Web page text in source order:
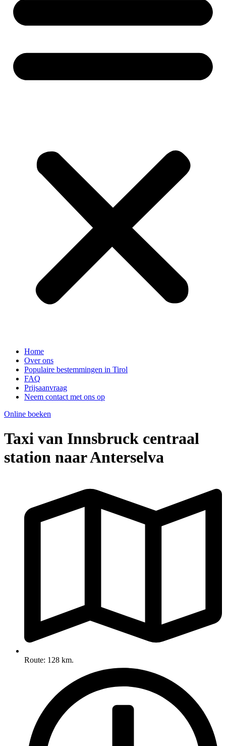
Home
Over ons
Populaire bestemmingen in Tirol
FAQ
Prijsaanvraag
Neem contact met ons op
Online boeken
Taxi van Innsbruck centraal
station naar Anterselva
Route: 128 km.